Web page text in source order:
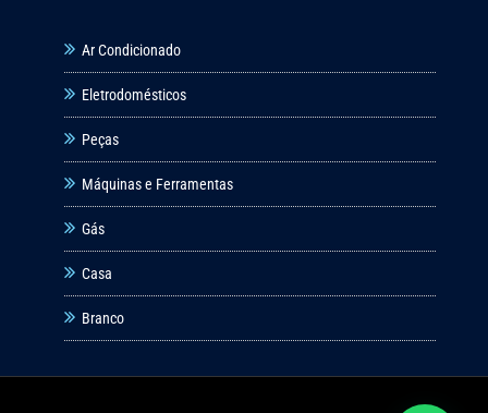
Ar Condicionado
Eletrodomésticos
Peças
Máquinas e Ferramentas
Gás
Casa
Branco